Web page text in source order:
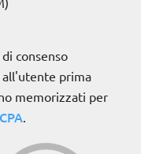
consenso
all'utente prima
memorizzati per